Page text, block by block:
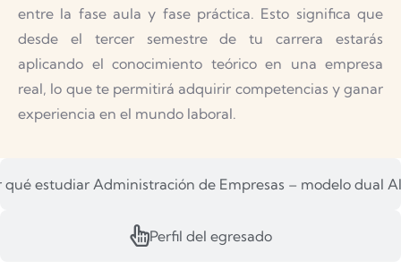
qué estudiar Administración de Empresas – modelo dual
Perfil del egresado
entre la fase aula y fase práctica. Esto significa que
desde el tercer semestre de tu carrera estarás
aplicando el conocimiento teórico en una empresa
real, lo que te permitirá adquirir competencias y ganar
experiencia en el mundo laboral.